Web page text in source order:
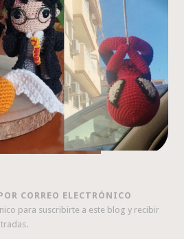
CORREO ELECTRÓNICO
para suscribirte a este blog y recibir